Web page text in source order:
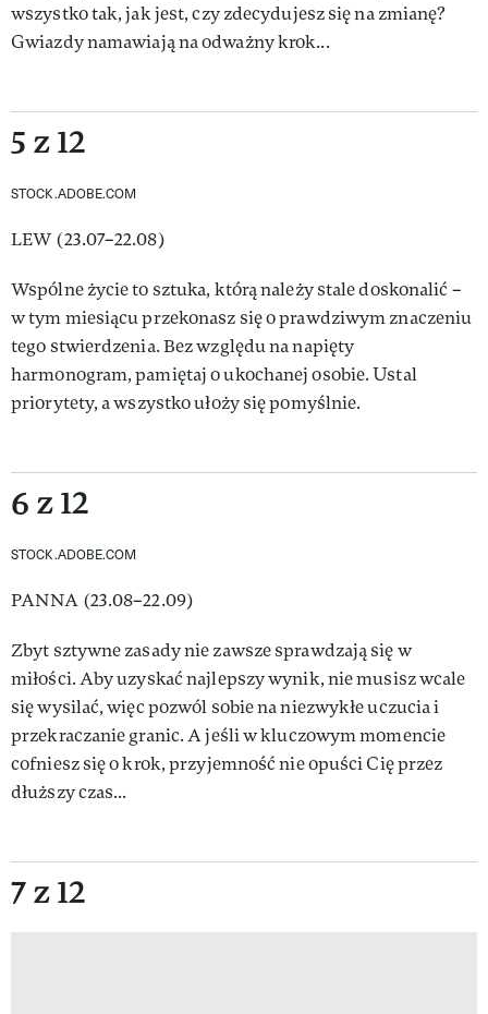
wszystko tak, jak jest, czy zdecydujesz się na zmianę?
Gwiazdy namawiają na odważny krok...
5 z 12
STOCK.ADOBE.COM
LEW (23.07–22.08)
Wspólne życie to sztuka, którą należy stale doskonalić –
w tym miesiącu przekonasz się o prawdziwym znaczeniu
tego stwierdzenia. Bez względu na napięty
harmonogram, pamiętaj o ukochanej osobie. Ustal
priorytety, a wszystko ułoży się pomyślnie.
6 z 12
STOCK.ADOBE.COM
PANNA (23.08–22.09)
Zbyt sztywne zasady nie zawsze sprawdzają się w
miłości. Aby uzyskać najlepszy wynik, nie musisz wcale
się wysilać, więc pozwól sobie na niezwykłe uczucia i
przekraczanie granic. A jeśli w kluczowym momencie
cofniesz się o krok, przyjemność nie opuści Cię przez
dłuższy czas...
7 z 12